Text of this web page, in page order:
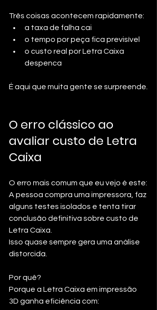
Três coisas acontecem rapidamente:
a taxa de falha cai
o tempo por peça fica previsível
o custo real por Letra Caixa
despenca
É aqui que muita gente se surpreende.
O erro clássico ao
avaliar custo de Letra
Caixa
O erro mais comum que eu vejo é este:
A pessoa compra uma impressora, faz
alguns testes isolados e tenta tirar
conclusão definitiva sobre custo de
Letra Caixa.
Isso quase sempre gera uma análise
distorcida.
Por quê?
Porque a Letra Caixa em impressão
3D ganha eficiência com: